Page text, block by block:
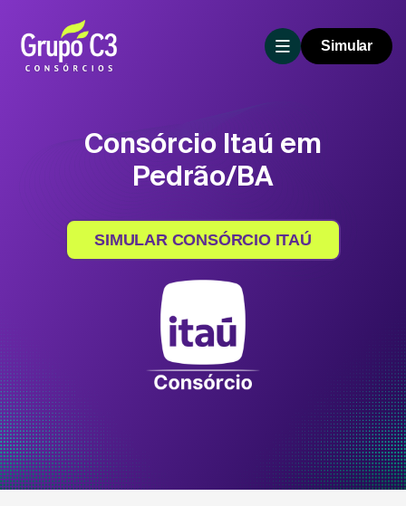
Simular
Consórcio Itaú em
Pedrão/BA
SIMULAR CONSÓRCIO ITAÚ